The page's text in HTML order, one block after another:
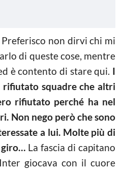
non dirvi chi mi
di queste cose, mentre
è contento di stare qui. I
rifiutato squadre che altri
rifiutato perché ha nel
Non nego però che sono
a lui. Molte più di
giro… La fascia di capitano
giocava con il cuore